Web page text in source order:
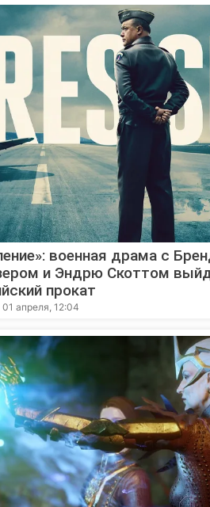
военная драма с
и Эндрю Скоттом
прокат
01 апреля, 12:04